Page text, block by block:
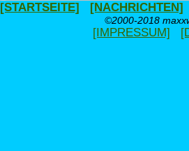
[STARTSEITE] [NACHRICHTEN]
©2000-2018
[IMPRESSUM]